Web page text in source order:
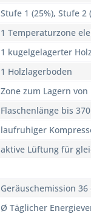
Stufe 1 (25%), Stufe 2
1 Temperaturzone
1 kugelgelagerter
1 Holzlagerboden
Zone zum Lagern
Flaschenlänge bis
laufruhiger
aktive Lüftung für
Geräuschemission 36
Ø Täglicher